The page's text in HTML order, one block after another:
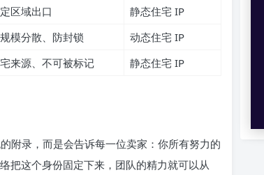
区域出口
静态住宅 IP
模分散、防封锁
动态住宅 IP
来源、不可被标记 静态住宅 IP
附录，而是会告诉每一位卖家：你所有努力的
把这个身份固定下来，团队的精力就可以从